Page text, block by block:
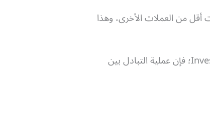
أقل من العملات الأخرى، وهذا
، بحيث أنه حسب موقع Investopedia؛ فإن عملية التبادل بين